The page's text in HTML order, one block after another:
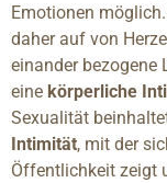
Emotionen
daher auf von
einander bezogene
eine körperliche
Sexualität
Intimität, mit der
Öffentlichkeit zeigt